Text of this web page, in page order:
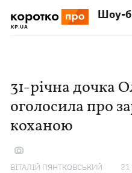
Шоу-
31-річна дочка
оголосила про
коханою
ВІТАЛІЙ ПЯНТКОВСЬКИЙ 21